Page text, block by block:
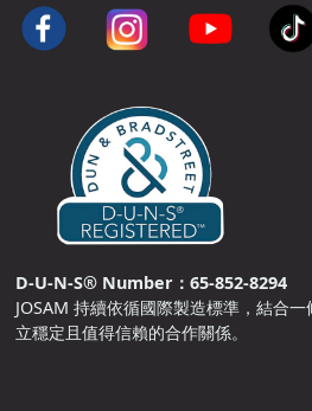
D-U-N-S® Number：65-852-8294
JOSAM 持續依循國際製造標準，結合
立穩定且值得信賴的合作關係。